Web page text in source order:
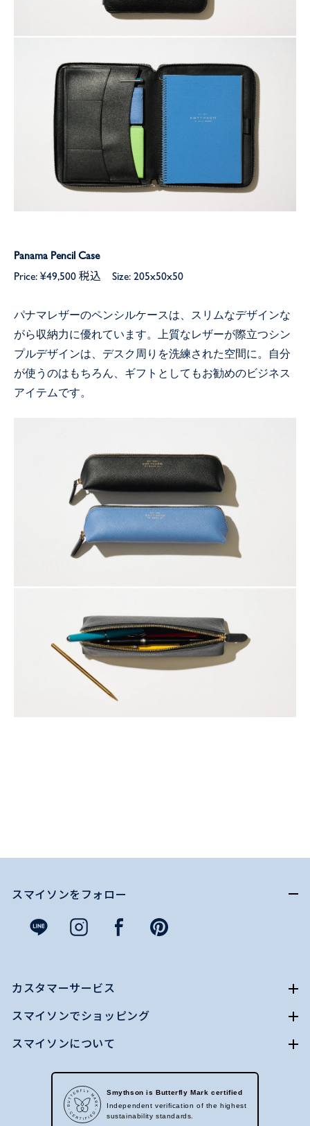
Panama Pencil Case
Price: ¥49,500 税込 Size: 205x50x50
パナマレザーのペンシルケースは、スリムなデザインな
がら収納力に優れています。上質なレザーが際立つシン
プルデザインは、デスク周りを洗練された空間に。自分
が使うのはもちろん、ギフトとしてもお勧めのビジネス
アイテムです。
スマイソンをフォロー
カスタマーサービス
スマイソンでショッピング
スマイソンについて
Smythson is Butterfly Mark certified
Independent verification of the highest
sustainability standards.